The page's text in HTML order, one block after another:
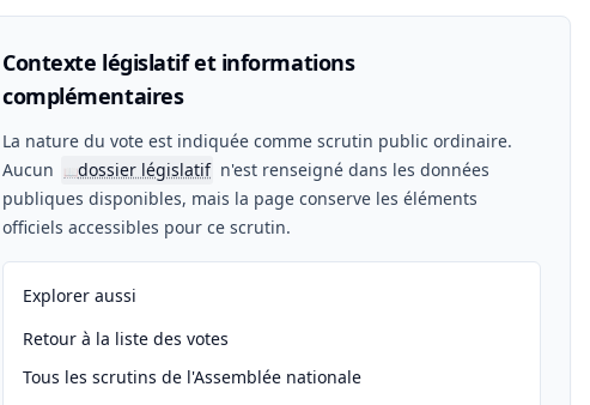
Contexte législatif et informations
complémentaires
La nature du vote est indiquée comme scrutin public ordinaire.
Aucun
📖dossier législatif n'est renseigné dans les données
publiques disponibles, mais la page conserve les éléments
officiels accessibles pour ce scrutin.
Explorer aussi
Retour à la liste des votes
Tous les scrutins de l'Assemblée nationale